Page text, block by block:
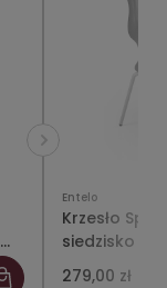
Entelo
Krzesło
siedzisko
szary
279,00 zł